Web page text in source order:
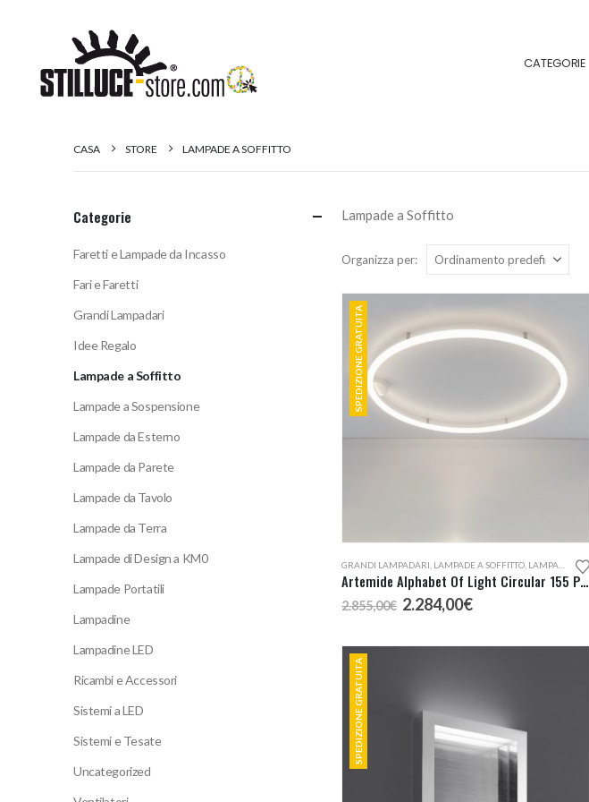
CATEGORIE
CASA STORE LAMPADE A SOFFITTO
Lampade a Soffitto
Organizza per:
SPEDIZIONE GRATUITA
GRANDI LAMPADARI LAMPADE A SOFFITTO LAMPADE DA PARETE
Artemide Alphabet Of Light Circular 155 Parete o Soffitto
2.855,00€ Il
prezzo
era:
2.284,00€Il
è:
SPEDIZIONE GRATUITA
Categorie
Faretti e Lampade da Incasso
Fari e Faretti
Grandi Lampadari
Idee Regalo
Lampade a Soffitto
Lampade a Sospensione
Lampade da Esterno
Lampade da Parete
Lampade da Tavolo
Lampade da Terra
Lampade di Design a KM0
Lampade Portatili
Lampadine
Lampadine LED
Ricambi e Accessori
Sistemi a LED
Sistemi e Tesate
Uncategorized